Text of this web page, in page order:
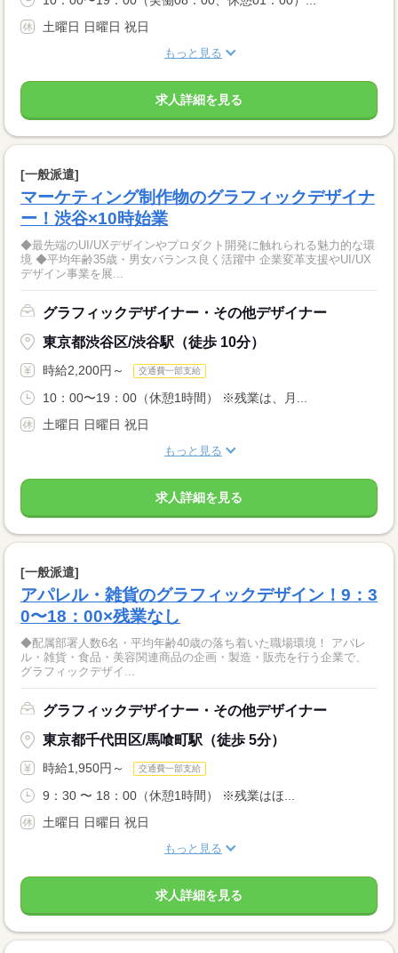
土曜日 日曜日 祝日
もっと見る
求人詳細を見る
[一般派遣]
マーケティング制作物のグラフィックデザイナ
ー！渋谷×10時始業
◆最先端のUI/UXデザインやプロダクト開発に触れられる魅力的な環
境 ◆平均年齢35歳・男女バランス良く活躍中 企業変革支援やUI/UX
デザイン事業を展...
グラフィックデザイナー・その他デザイナー
東京都渋谷区/渋谷駅（徒歩 10分）
時給2,200円～ 交通費一部支給
10：00〜19：00（休憩1時間） ※残業は、月...
土曜日 日曜日 祝日
もっと見る
求人詳細を見る
[一般派遣]
アパレル・雑貨のグラフィックデザイン！9：3
0〜18：00×残業なし
◆配属部署人数6名・平均年齢40歳の落ち着いた職場環境！ アパレ
ル・雑貨・食品・美容関連商品の企画・製造・販売を行う企業で、
グラフィックデザイ...
グラフィックデザイナー・その他デザイナー
東京都千代田区/馬喰町駅（徒歩 5分）
時給1,950円～ 交通費一部支給
9：30 〜 18：00（休憩1時間） ※残業はほ...
土曜日 日曜日 祝日
もっと見る
求人詳細を見る